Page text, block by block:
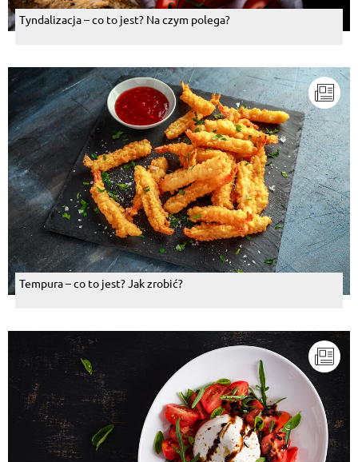
Tyndalizacja – co to jest? Na czym polega?
Tempura – co to jest? Jak zrobić?